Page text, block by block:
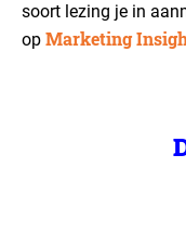
soort lezing je in
op Marketing